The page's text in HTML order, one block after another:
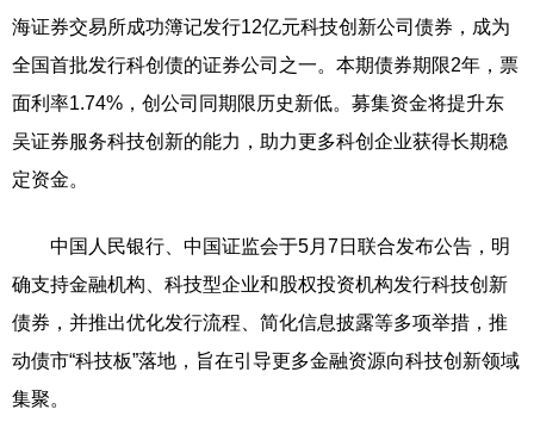
海证券交易所成功簿记发行12亿元科技创新公司债券，成为
全国首批发行科创债的证券公司之一。本期债券期限2年，票
面利率1.74%，创公司同期限历史新低。募集资金将提升东
吴证券服务科技创新的能力，助力更多科创企业获得长期稳
定资金。
中国人民银行、中国证监会于5月7日联合发布公告，明
确支持金融机构、科技型企业和股权投资机构发行科技创新
债券，并推出优化发行流程、简化信息披露等多项举措，推
动债市“科技板”落地，旨在引导更多金融资源向科技创新领域
集聚。